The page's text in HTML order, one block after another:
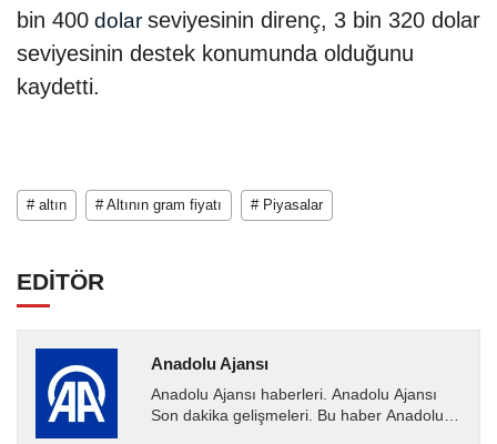
bin 400 dolar seviyesinin direnç, 3 bin 320 dolar
seviyesinin destek konumunda olduğunu
kaydetti.
# altın # Altının gram fiyatı # Piyasalar
EDİTÖR
Anadolu Ajansı
Anadolu Ajansı haberleri. Anadolu Ajansı
Son dakika gelişmeleri. Bu haber Anadolu